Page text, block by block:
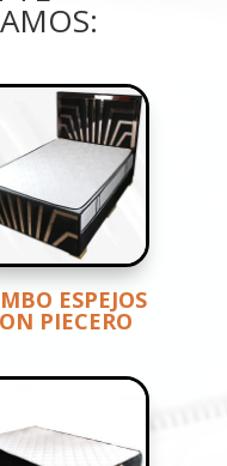
ESPEJOS
PIECERO